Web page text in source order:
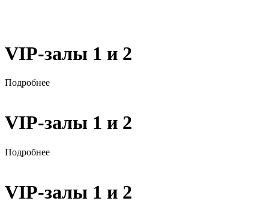
VIP-залы 1 и 2
Подробнее
VIP-залы 1 и 2
Подробнее
VIP-залы 1 и 2